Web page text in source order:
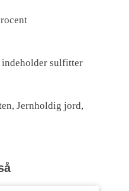
indeholder sulfitter
Jernholdig jord,